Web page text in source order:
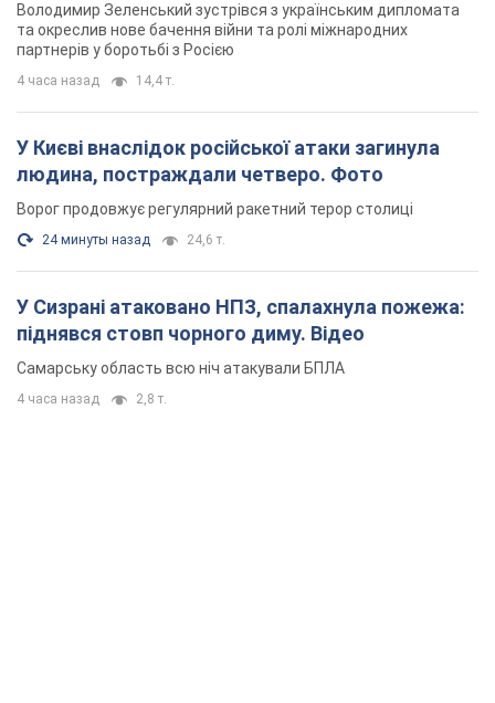
Володимир Зеленський зустрівся з українським дипломата
та окреслив нове бачення війни та ролі міжнародних
партнерів у боротьбі з Росією
4 часа назад 14,4 т.
У Києві внаслідок російської атаки загинула
людина, постраждали четверо. Фото
Ворог продовжує регулярний ракетний терор столиці
24 минуты назад 24,6 т.
У Сизрані атаковано НПЗ, спалахнула пожежа:
піднявся стовп чорного диму. Відео
Самарську область всю ніч атакували БПЛА
4 часа назад 2,8 т.